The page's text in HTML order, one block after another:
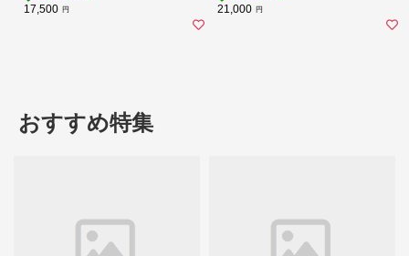
17,500 円 21,000 円
おすすめ特集